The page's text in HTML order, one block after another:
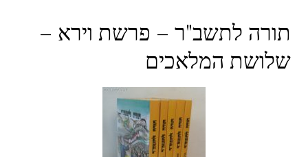
תורה לתשב"ר – פרשת וירא –
שלושת המלאכים